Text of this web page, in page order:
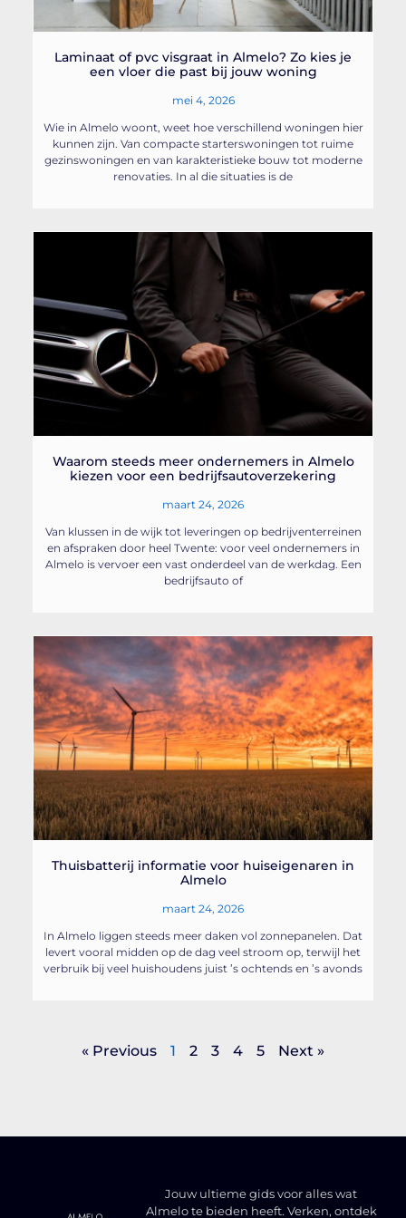
Laminaat of pvc visgraat in Almelo? Zo kies je
een vloer die past bij jouw woning
mei 4, 2026
Wie in Almelo woont, weet hoe verschillend woningen hier
kunnen zijn. Van compacte starterswoningen tot ruime
gezinswoningen en van karakteristieke bouw tot moderne
renovaties. In al die situaties is de
Waarom steeds meer ondernemers in Almelo
kiezen voor een bedrijfsautoverzekering
maart 24, 2026
Van klussen in de wijk tot leveringen op bedrijventerreinen
en afspraken door heel Twente: voor veel ondernemers in
Almelo is vervoer een vast onderdeel van de werkdag. Een
bedrijfsauto of
Thuisbatterij informatie voor huiseigenaren in
Almelo
maart 24, 2026
In Almelo liggen steeds meer daken vol zonnepanelen. Dat
levert vooral midden op de dag veel stroom op, terwijl het
verbruik bij veel huishoudens juist ’s ochtends en ’s avonds
« Previous 1 2 3 4 5 Next »
Jouw ultieme gids voor alles wat
Almelo te bieden heeft. Verken, ontdek